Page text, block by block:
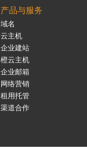
产品与服务
域名
云主机
企业建站
橙云主机
企业邮箱
网络营销
租用托管
渠道合作